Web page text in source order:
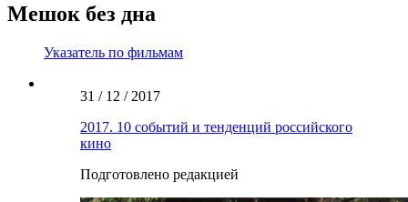
Мешок без дна
Указатель по фильмам
31 / 12 / 2017
2017. 10 событий и тенденций российского
кино
Подготовлено редакцией